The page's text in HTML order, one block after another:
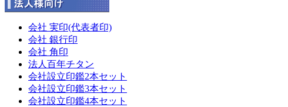
会社 実印(代表者印)
会社 銀行印
会社 角印
法人百年チタン
会社設立印鑑2本セット
会社設立印鑑3本セット
会社設立印鑑4本セット